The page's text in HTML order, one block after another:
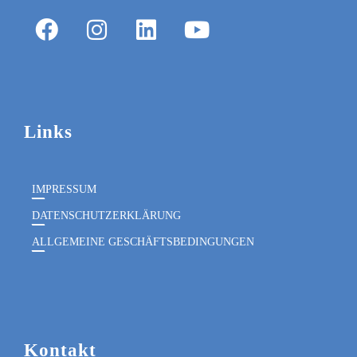
Links
IMPRESSUM
DATENSCHUTZERKLÄRUNG
ALLGEMEINE GESCHÄFTSBEDINGUNGEN
Kontakt